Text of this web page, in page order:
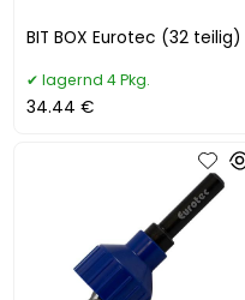
BIT BOX Eurotec (32 teilig)
lagernd 4 Pkg.
34.44 €